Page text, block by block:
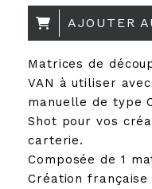
AJOUTER
Matrices de
VAN à utiliser
manuelle de type
Shot pour vos
carterie.
Composée de 1
Création française